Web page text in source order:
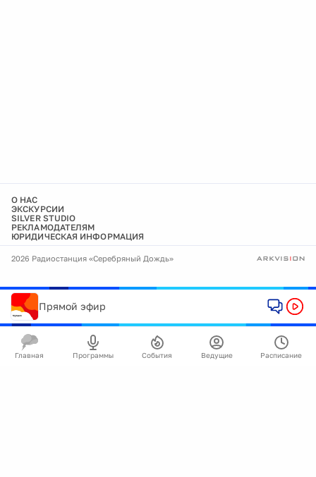
О НАС
ЭКСКУРСИИ
SILVER STUDIO
РЕКЛАМОДАТЕЛЯМ
ЮРИДИЧЕСКАЯ ИНФОРМАЦИЯ
2026 Радиостанция «Серебряный Дождь»
Прямой эфир
Главная Программы События Ведущие Расписание